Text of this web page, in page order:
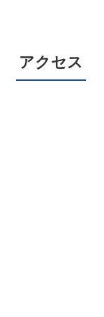
アクセス